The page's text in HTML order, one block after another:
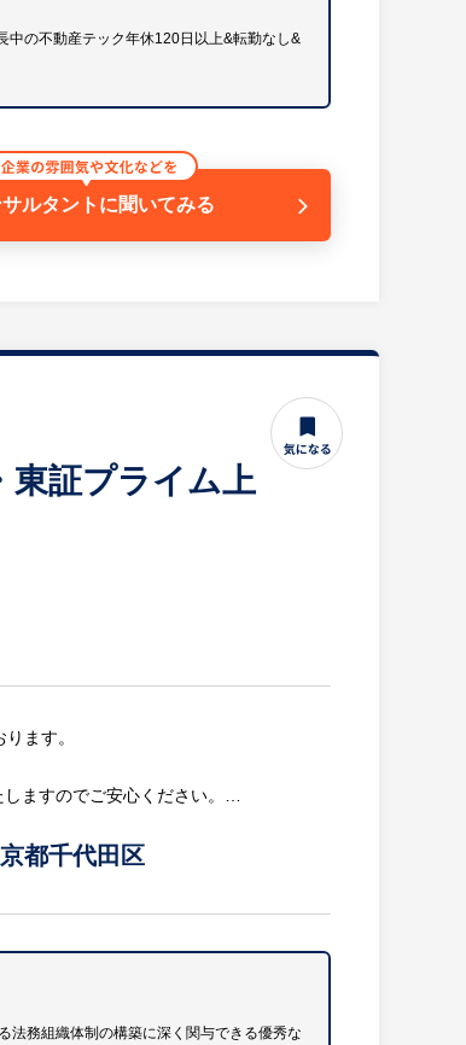
ら直接牽引できる環境です。
と幅広くステップアップできます。
アポストへの登用が可能です。
己成長を実感できます。
時間も確保しやすく働きやすい環境で
ス抜群の好立地オフィスで勤務できま
ステージの変化を支える待遇が整ってい
中の不動産テック年休120日以上&転勤なし&
サルタントに聞いてみる
東証プライム上
ます。
ますのでご安心ください。
都千代田区
法務組織体制の構築に深く関与できる優秀な